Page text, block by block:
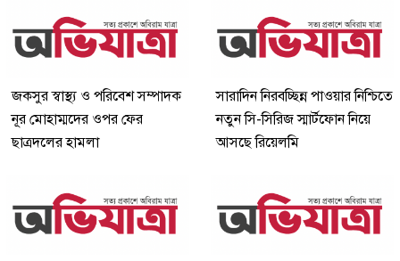
জকসুর স্বাস্থ্য ও পরিবেশ সম্পাদক
নূর মোহাম্মদের ওপর ফের
ছাত্রদলের হামলা
সারাদিন নিরবচ্ছিন্ন পাওয়ার নিশ্চিতে
নতুন সি-সিরিজ স্মার্টফোন নিয়ে
আসছে রিয়েলমি